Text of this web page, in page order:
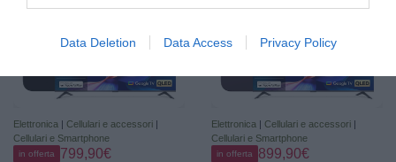
Data Deletion Data Access Privacy Policy
Elettronica | Cellulari e accessori |
Cellulari e Smartphone
in offerta 799,90€
Elettronica | Cellulari e accessori |
Cellulari e Smartphone
in offerta 899,90€